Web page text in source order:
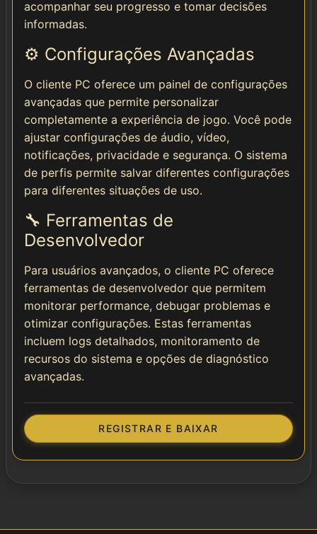
acompanhar seu progresso e tomar decisões
informadas.
⚙️ Configurações Avançadas
O cliente PC oferece um painel de configurações
avançadas que permite personalizar
completamente a experiência de jogo. Você pode
ajustar configurações de áudio, vídeo,
notificações, privacidade e segurança. O sistema
de perfis permite salvar diferentes configurações
para diferentes situações de uso.
🔧 Ferramentas de
Desenvolvedor
Para usuários avançados, o cliente PC oferece
ferramentas de desenvolvedor que permitem
monitorar performance, debugar problemas e
otimizar configurações. Estas ferramentas
incluem logs detalhados, monitoramento de
recursos do sistema e opções de diagnóstico
avançadas.
REGISTRAR E BAIXAR